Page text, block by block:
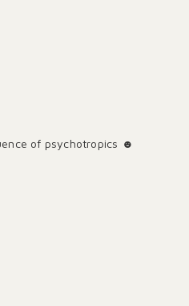
of psychotropics ☻